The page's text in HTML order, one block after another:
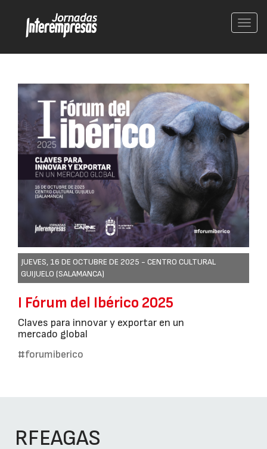
JUEVES, 16 DE OCTUBRE DE 2025 - CENTRO CULTURAL
GUIJUELO (SALAMANCA)
I Fórum del Ibérico 2025
Claves para innovar y exportar en un
mercado global
#forumiberico
RFEAGAS